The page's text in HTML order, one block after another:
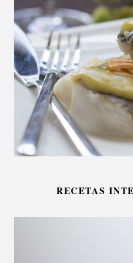
RECETAS